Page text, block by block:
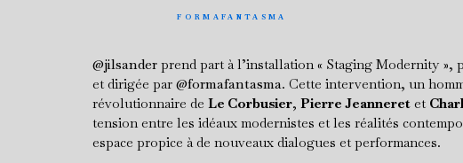
FORMAFANTASMA
@jilsanderprend part à l’installation « Staging Modernity »,
et dirigée par @formafantasma. Cette intervention, un
révolutionnaire de Le Corbusier, Pierre Jeanneretet
tension entre les idéaux modernistes et les réalités
espace propice à de nouveaux dialogues et performances.